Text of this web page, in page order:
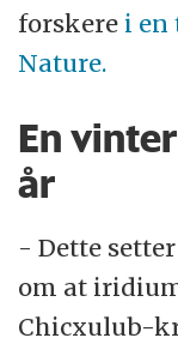
forskere i en
Nature.
En
år
- Dette
om at
Chicxulub-